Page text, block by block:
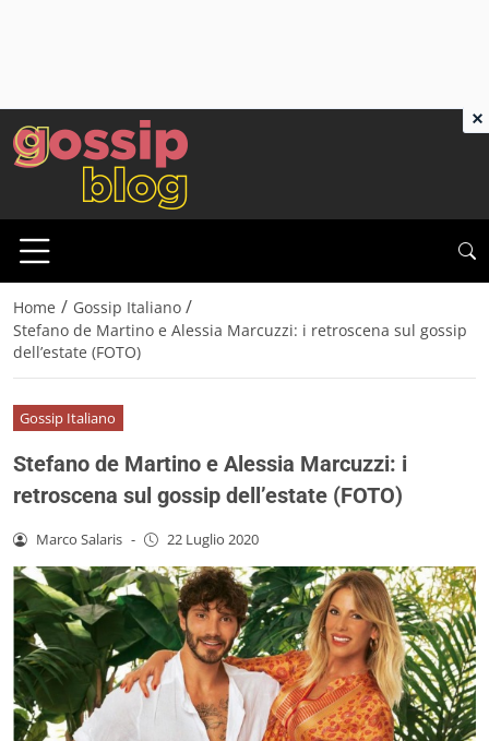
Home / Gossip Italiano /
Stefano de Martino e Alessia Marcuzzi: i retroscena sul gossip
dell’estate (FOTO)
Gossip Italiano
Stefano de Martino e Alessia Marcuzzi: i
retroscena sul gossip dell’estate (FOTO)
Marco Salaris - 22 Luglio 2020
×